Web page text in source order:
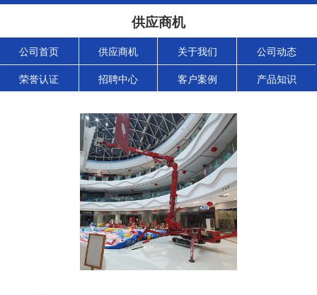
供应商机
公司首页 供应商机 关于我们 公司动态
荣誉认证 招聘中心 客户案例 产品知识